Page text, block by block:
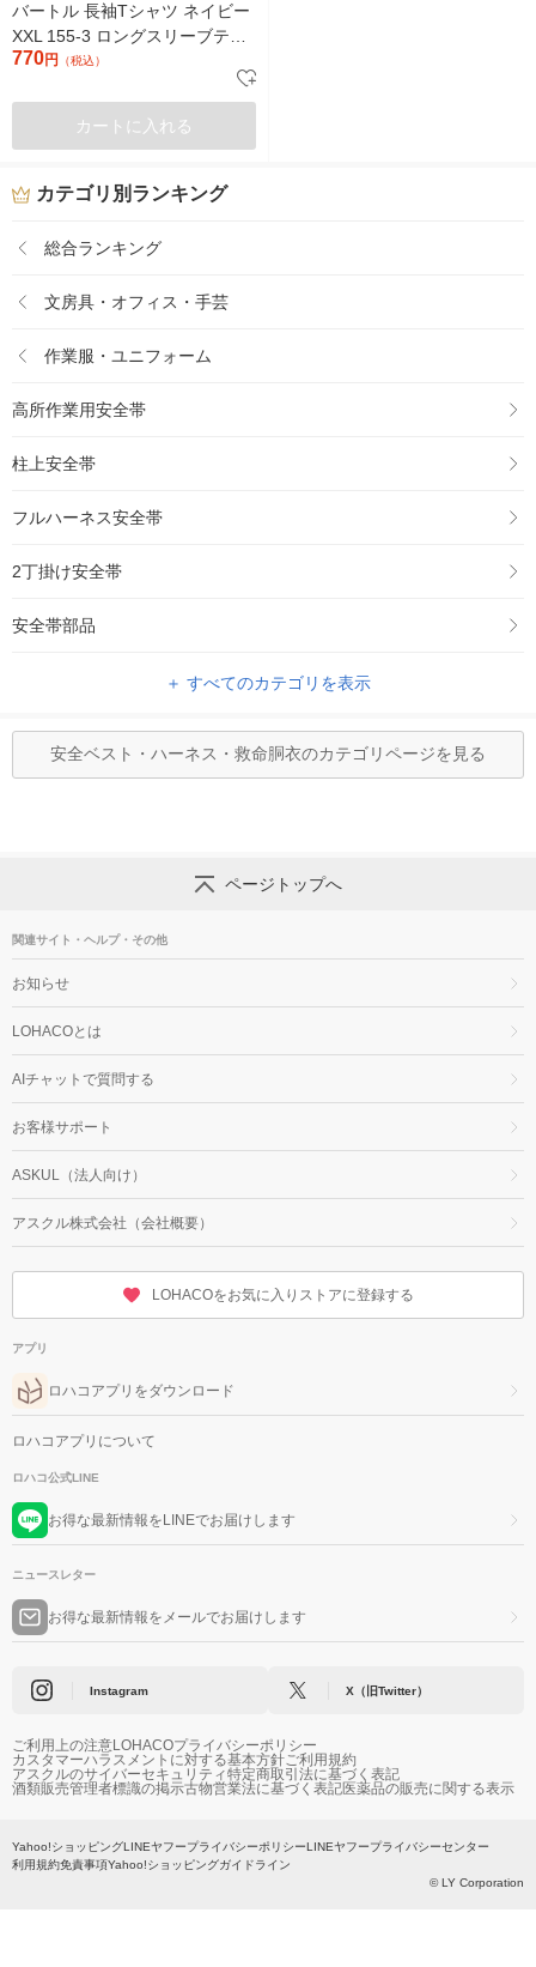
バートル 長袖Tシャツ ネイビー
XXL 155-3 ロングスリーブティ
ーシャツ
770円 （税込）
カートに入れる
カテゴリ別ランキング
総合ランキング
文房具・オフィス・手芸
作業服・ユニフォーム
高所作業用安全帯
柱上安全帯
フルハーネス安全帯
2丁掛け安全帯
安全帯部品
＋ すべてのカテゴリを表示
安全ベスト・ハーネス・救命胴衣のカテゴリページを見る
ページトップへ
関連サイト・ヘルプ・その他
お知らせ
LOHACOとは
AIチャットで質問する
お客様サポート
ASKUL（法人向け）
アスクル株式会社（会社概要）
LOHACOをお気に入りストアに登録する
アプリ
ロハコアプリをダウンロード
ロハコアプリについて
ロハコ公式LINE
お得な最新情報をLINEでお届けします
ニュースレター
お得な最新情報をメールでお届けします
Instagram X（旧Twitter）
ご利用上の注意LOHACOプライバシーポリシー
カスタマーハラスメントに対する基本方針ご利用規約
アスクルのサイバーセキュリティ特定商取引法に基づく表記
酒類販売管理者標識の掲示古物営業法に基づく表記医薬品の販売に関する表示
Yahoo!ショッピングLINEヤフープライバシーポリシーLINEヤフープライバシーセンター
利用規約免責事項Yahoo!ショッピングガイドライン
© LY Corporation